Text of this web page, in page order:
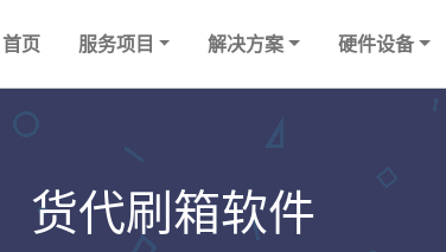
首页 服务项目 解决方案 硬件设备
货代刷箱软件